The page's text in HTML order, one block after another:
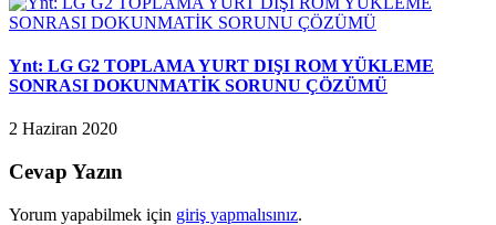
Ynt: LG G2 TOPLAMA YURT DIŞI ROM YÜKLEME
SONRASI DOKUNMATİK SORUNU ÇÖZÜMÜ
2 Haziran 2020
Cevap Yazın
Yorum yapabilmek için giriş yapmalısınız.